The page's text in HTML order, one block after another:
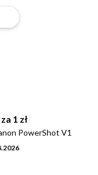
1 zł
PowerShot V1